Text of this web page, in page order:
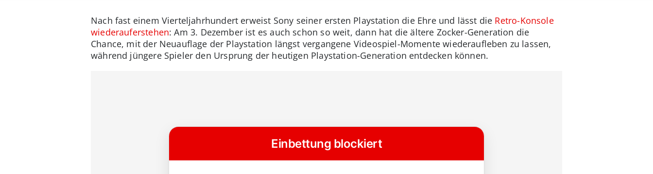
Nach fast einem Vierteljahrhundert erweist Sony seiner ersten Playstation die Ehre und lässt die Retro-Konsole
wiederauferstehen: Am 3. Dezember ist es auch schon so weit, dann hat die ältere Zocker-Generation die
Chance, mit der Neuauflage der Playstation längst vergangene Videospiel-Momente wiederaufleben zu lassen,
während jüngere Spieler den Ursprung der heutigen Playstation-Generation entdecken können.